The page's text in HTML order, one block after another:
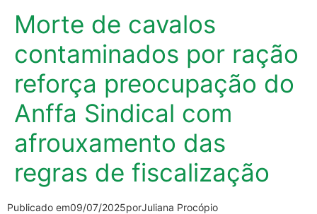
Morte de cavalos
contaminados por ração
reforça preocupação do
Anffa Sindical com
afrouxamento das
regras de fiscalização
Publicado em09/07/2025porJuliana Procópio